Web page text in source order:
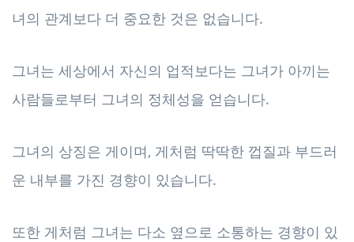
녀의 관계보다 더 중요한 것은 없습니다.
그녀는 세상에서 자신의 업적보다는 그녀가 아끼는
사람들로부터 그녀의 정체성을 얻습니다.
그녀의 상징은 게이며, 게처럼 딱딱한 껍질과 부드러
운 내부를 가진 경향이 있습니다.
또한 게처럼 그녀는 다소 옆으로 소통하는 경향이 있